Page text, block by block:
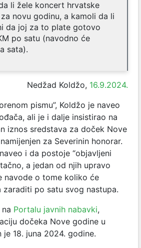
li žele koncert hrvatske
novu godinu, a kamoli da li
da joj za to plate gotovo
po satu (navodno će
sata).
Nedžad Koldžo, 16.9.2024.
pismu”, Koldžo je naveo
ali je i dalje insistirao na
iznos sredstava za doček Nove
za Severinin honorar.
i da postoje “objavljeni
a jedan od njih upravo
navode o tome koliko će
zaraditi po satu svog nastupa.
Portalu javnih nabavki,
dočeka Nove godine u
je 18. juna 2024. godine.